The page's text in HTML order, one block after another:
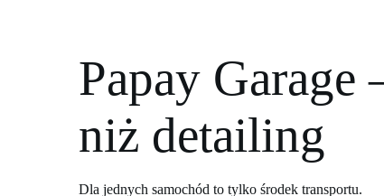
Papay Garage
niż detailing
Dla jednych samochód to tylko środek transportu.